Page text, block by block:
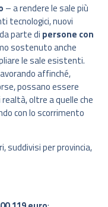
– a rendere le sale più
tecnologici, nuovi
parte di persone con
sostenuto anche
le sale esistenti.
affinché,
possano essere
oltre a quelle che
con lo scorrimento
suddivisi per provincia,